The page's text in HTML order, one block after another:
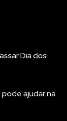
Dia dos
ajudar na